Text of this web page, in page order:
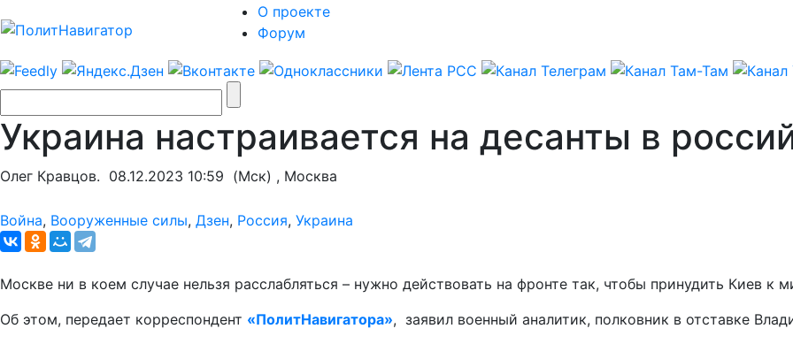
О проекте
Форум
Украина настраивается на десанты в
Олег Кравцов. 08.12.2023 10:59 (Мск) , Москва
Война, Вооруженные силы, Дзен, Россия, Украина
Москве ни в коем случае нельзя расслабляться – нужно действовать на фронте так, чтобы принудить Киев к
Об этом, передает корреспондент «ПолитНавигатора», заявил военный аналитик, полковник в отставке